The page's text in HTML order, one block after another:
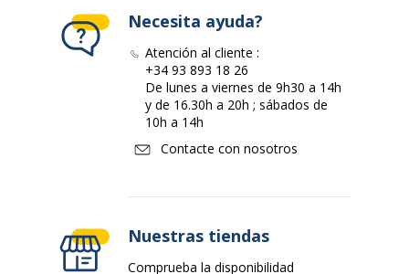
Necesita ayuda?
Atención al cliente :
+34 93 893 18 26
De lunes a viernes de 9h30 a 14h
y de 16.30h a 20h ; sábados de
10h a 14h
Contacte con nosotros
Nuestras tiendas
Comprueba la disponibilidad